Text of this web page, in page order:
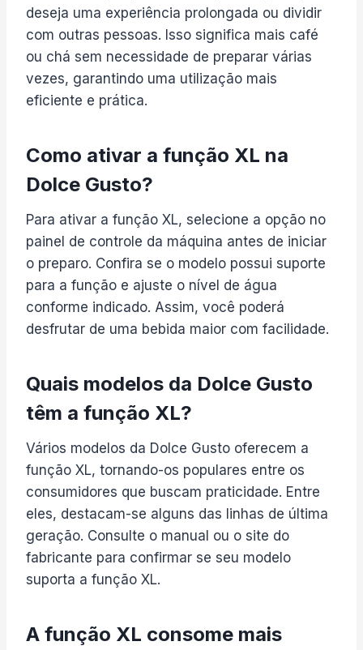
deseja uma experiência prolongada ou dividir
com outras pessoas. Isso significa mais café
ou chá sem necessidade de preparar várias
vezes, garantindo uma utilização mais
eficiente e prática.
Como ativar a função XL na
Dolce Gusto?
Para ativar a função XL, selecione a opção no
painel de controle da máquina antes de iniciar
o preparo. Confira se o modelo possui suporte
para a função e ajuste o nível de água
conforme indicado. Assim, você poderá
desfrutar de uma bebida maior com facilidade.
Quais modelos da Dolce Gusto
têm a função XL?
Vários modelos da Dolce Gusto oferecem a
função XL, tornando-os populares entre os
consumidores que buscam praticidade. Entre
eles, destacam-se alguns das linhas de última
geração. Consulte o manual ou o site do
fabricante para confirmar se seu modelo
suporta a função XL.
A função XL consome mais